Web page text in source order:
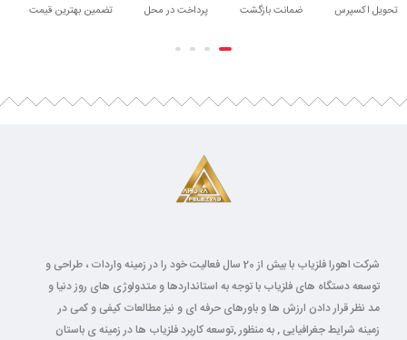
تحویل اکسپرس ضمانت بازگشت پرداخت در محل تضمین بهترین قیمت
شرکت اهورا فلزیاب با بیش از 20 سال فعالیت خود را در زمینه واردات ، طراحی و
توسعه دستگاه های فلزیاب با توجه به استانداردها و متدولوژی های روز دنیا و
مد نظر قرار دادن ارزش ها و باورهای حرفه ای و نیز مطالعات کیفی و کمی در
زمینه شرایط جغرافیایی , به منظور ,توسعه کاربرد فلزیاب ها در زمینه ی باستان